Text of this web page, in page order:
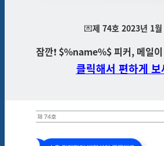
💌제 74호 2023년 1월
잠깐❗ $%name%$ 피커, 메일이
클릭해서 편하게